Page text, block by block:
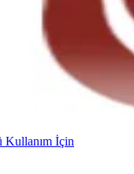
Kullanım İçin